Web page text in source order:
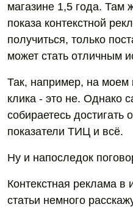
магазине 1,5 года. Там
показа контекстной
получиться, только
может стать отличным
Так, например, на моем
клика - это не. Однако
собираетесь достигать
показатели ТИЦ и всё.
Ну и напоследок
Контекстная реклама в
статьи немного